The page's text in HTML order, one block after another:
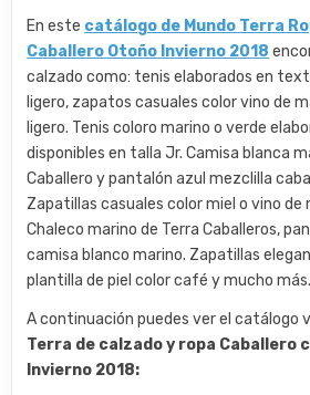
En este catálogo de Mundo Terra
Caballero Otoño Invierno 2018
calzado como: tenis elaborados en
ligero, zapatos casuales color vino de
ligero. Tenis coloro marino o verde
disponibles en talla Jr. Camisa blanca
Caballero y pantalón azul mezclilla
Zapatillas casuales color miel o vino
Chaleco marino de Terra Caballeros,
camisa blanco marino. Zapatillas
plantilla de piel color café y mucho más.
A continuación puedes ver el catálogo
Terra de calzado y ropa Caballero
Invierno 2018: